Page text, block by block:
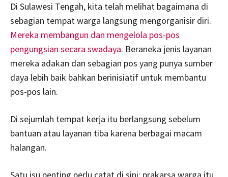
Di Sulawesi Tengah, kita telah melihat bagaimana di
sebagian tempat warga langsung mengorganisir diri.
Mereka membangun dan mengelola pos-pos
pengungsian secara swadaya. Beraneka jenis layanan
mereka adakan dan sebagian pos yang punya sumber
daya lebih baik bahkan berinisiatif untuk membantu
pos-pos lain.
Di sejumlah tempat kerja itu berlangsung sebelum
bantuan atau layanan tiba karena berbagai macam
halangan.